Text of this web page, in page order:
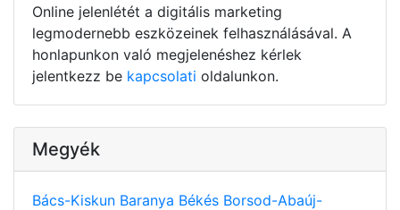
Online jelenlétét a digitális marketing
legmodernebb eszközeinek felhasználásával. A
honlapunkon való megjelenéshez kérlek
jelentkezz be kapcsolati oldalunkon.
Megyék
Bács-Kiskun Baranya Békés Borsod-Abaúj-